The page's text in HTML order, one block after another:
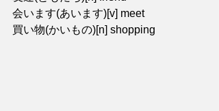
会います(あいます)[v] meet
買い物(かいもの)[n] shopping